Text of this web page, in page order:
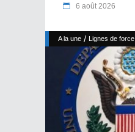
6 août 2026
A la une / Lignes de force